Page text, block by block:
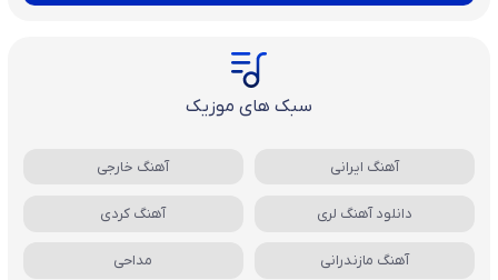
سبک های موزیک
آهنگ ایرانی آهنگ خارجی
دانلود آهنگ لری آهنگ کردی
آهنگ مازندرانی مداحی